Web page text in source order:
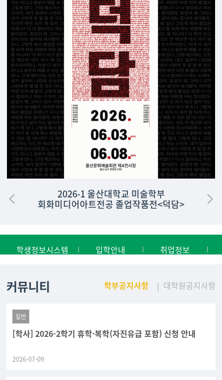
2026-1 울산대학교 미술학부
회화미디어아트전공 졸업작품전<덕담>
학생정보시스템 입학안내 취업정보
커뮤니티 학부공지사항 대학원공지사항
일반
[학사] 2026-2학기 휴학·복학(자진유급 포함) 신청 안내
2026-07-09